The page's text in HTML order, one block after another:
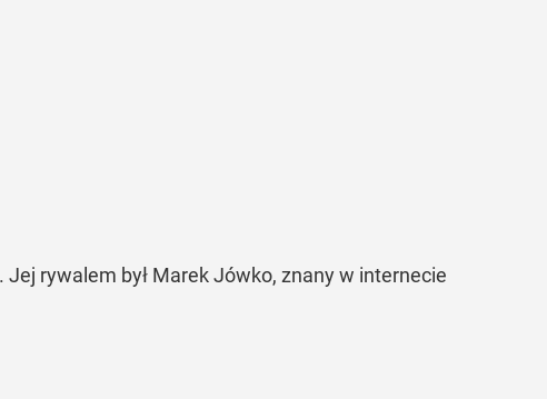
rywalem był Marek Jówko, znany w internecie